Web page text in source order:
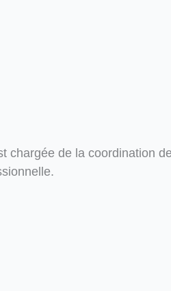
de la coordination